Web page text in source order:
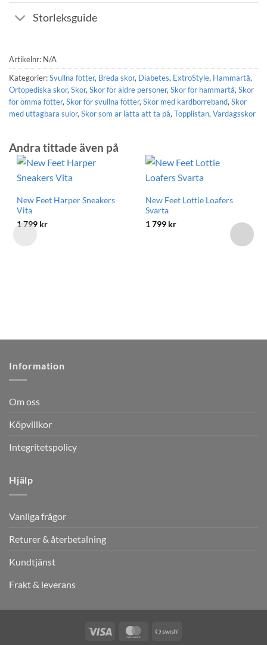
Storleksguide
Artikelnr: N/A
Kategorier:Svullna fötter, Breda skor, Diabetes, ExtroStyle, Hammartå,
Ortopediska skor,Skor,Skor för äldre personer,Skor för hammartå,Skor
för ömma fötter,Skor för svullna fötter,Skor med kardborreband,Skor
med uttagbara sulor,Skor som är lätta att ta på,Topplistan,Vardagsskor
Andra tittade även på
New Feet Harper Sneakers
Vita
1 799 kr
New Feet Lottie Loafers
Svarta
1 799 kr
Information
Om oss
Köpvillkor
Integritetspolicy
Hjälp
Vanliga frågor
Returer & återbetalning
Kundtjänst
Frakt & leverans
Visa MasterCard